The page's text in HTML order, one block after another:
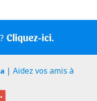
Cliquez-ici.
| Aidez vos amis à